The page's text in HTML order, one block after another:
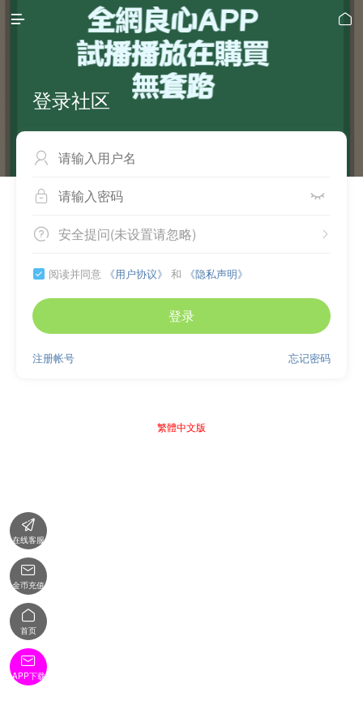
 
登录社区

 
 
安全提问(未设置请忽略)
 阅读并同意 《用户协议》 和 《隐私声明》
登录
忘记密码
注册帐号
繁體中文版

在线客服

金币充值

首页

APP下载